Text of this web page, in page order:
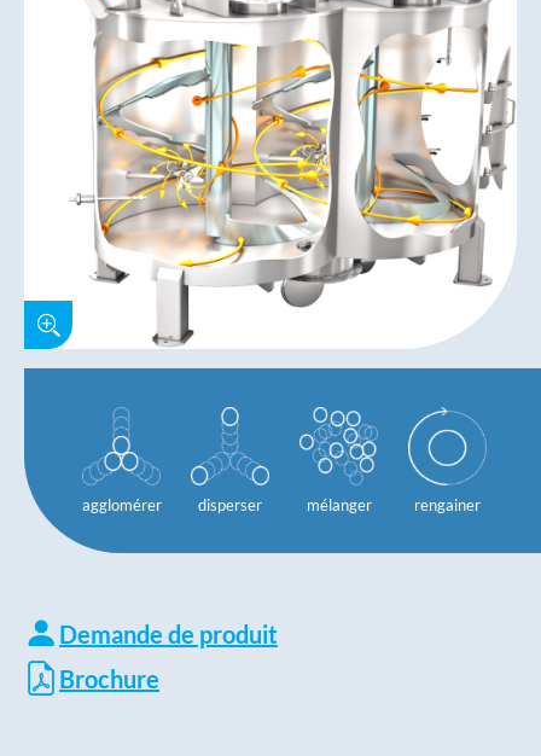
agglomérer disperser mélanger rengainer
Demande de produit
Brochure